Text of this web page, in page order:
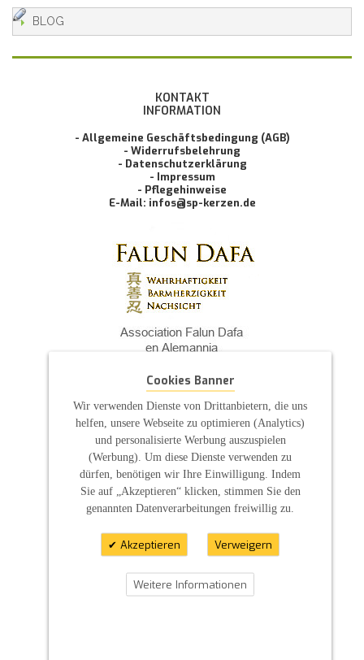
BLOG
KONTAKT
INFORMATION
- Allgemeine Geschäftsbedingung (AGB)
- Widerrufsbelehrung
- Datenschutzerklärung
- Impressum
- Pflegehinweise
E-Mail: infos@sp-kerzen.de
Cookies Banner
Wir verwenden Dienste von Drittanbietern, die uns
helfen, unsere Webseite zu optimieren (Analytics)
und personalisierte Werbung auszuspielen
(Werbung). Um diese Dienste verwenden zu
dürfen, benötigen wir Ihre Einwilligung. Indem
Sie auf „Akzeptieren“ klicken, stimmen Sie den
genannten Datenverarbeitungen freiwillig zu.
Akzeptieren Verweigern
Weitere Informationen